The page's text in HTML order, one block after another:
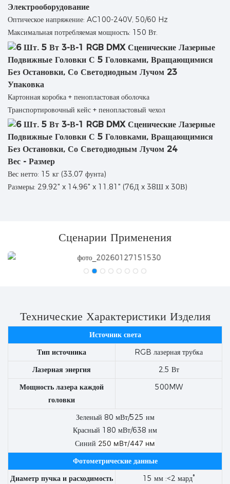
Электрооборудование
Оптическое напряжение: AC100-240V, 50/60 Hz
Максимальная потребляемая мощность: 150 Вт.
Упаковка
Картонная коробка + пенопластовая оболочка
Транспортировочный кейс + пенопластовый чехол
Вес - Размер
Вес нетто: 15 кг (33,07 фунта)
Размеры: 29,92" x 14,96" x 11,81" (76Д x 38Ш x 30В)
Сценарии Применения
Технические Характеристики Изделия
Источник света
Тип источника
RGB лазерная трубка
Лазерная энергия
2,5 Вт
Мощность лазера каждой
головки
500MW
Зеленый 80 мВт/525 нм
Красный 180 мВт/638 нм
Синий 250 мВт/447 нм
Фотометрические данные
Диаметр пучка и расходимость
15 мм :<2 мард°